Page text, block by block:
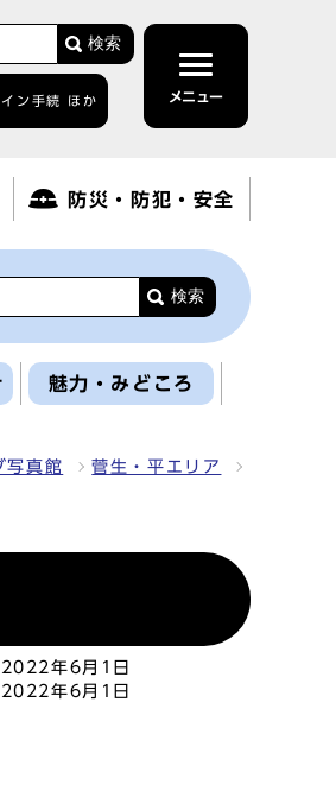
検索
イン手続 ほか メニュー
防災・防犯・安全
検索
魅力・みどころ
写真館 菅生・平エリア
2022年6月1日
2022年6月1日